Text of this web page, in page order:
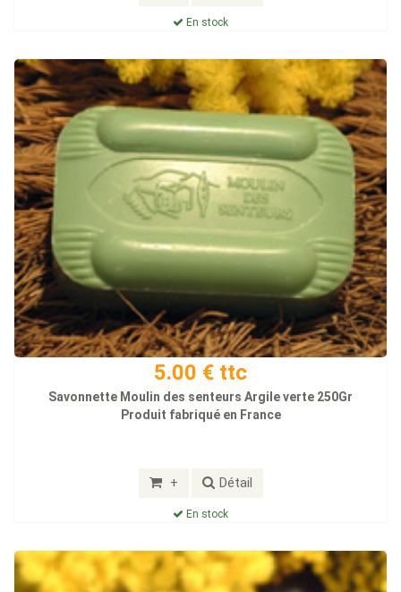
En stock
5.00 € ttc
Savonnette Moulin des senteurs Argile verte 250Gr
Produit fabriqué en France
+ Détail
En stock